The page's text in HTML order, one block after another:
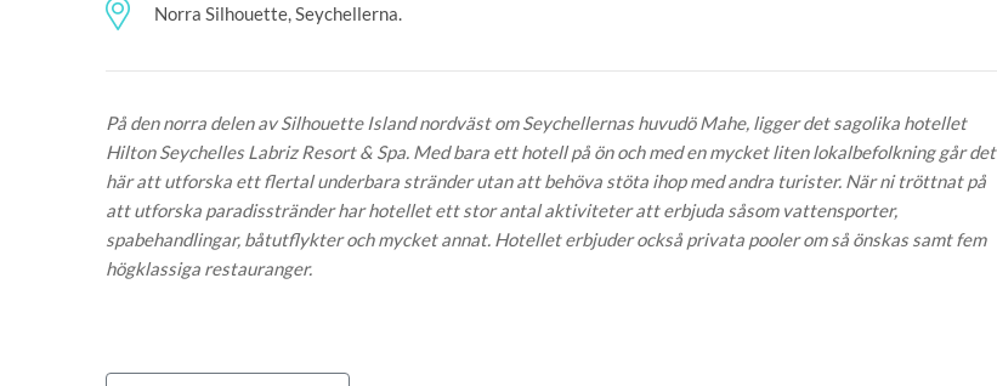
Norra Silhouette, Seychellerna.
På den norra delen av Silhouette Island nordväst om Seychellernas huvudö Mahe, ligger det sagolika hotellet
Hilton Seychelles Labriz Resort & Spa. Med bara ett hotell på ön och med en mycket liten lokalbefolkning går det
här att utforska ett flertal underbara stränder utan att behöva stöta ihop med andra turister. När ni tröttnat på
att utforska paradisstränder har hotellet ett stor antal aktiviteter att erbjuda såsom vattensporter,
spabehandlingar, båtutflykter och mycket annat. Hotellet erbjuder också privata pooler om så önskas samt fem
högklassiga restauranger.